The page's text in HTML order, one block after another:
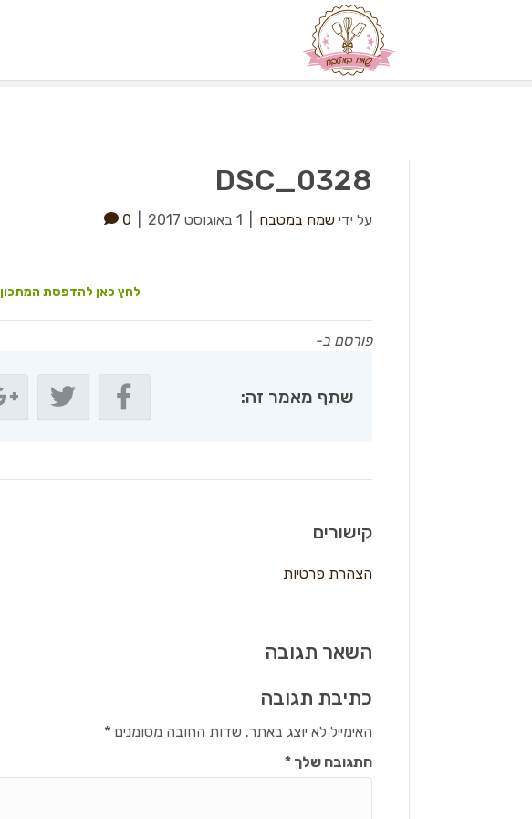
DSC_0328
על ידי שמח במטבח 1 באוגוסט 2017 0
לחץ כאן להדפסת המתכון
פורסם ב-
שתף מאמר זה:
קישורים
הצהרת פרטיות
השאר תגובה
כתיבת תגובה
האימייל לא יוצג באתר. שדות החובה מסומנים*
התגובה שלך*